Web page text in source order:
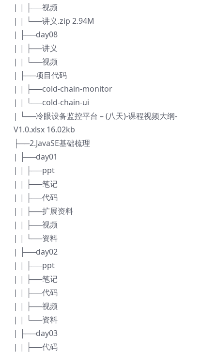
| | ├──视频
| | └──讲义.zip 2.94M
| ├──day08
| | ├──讲义
| | └──视频
| ├──项目代码
| | ├──cold-chain-monitor
| | └──cold-chain-ui
| └──冷眼设备监控平台 – (八天)-课程视频大纲-
V1.0.xlsx 16.02kb
├──2.JavaSE基础梳理
| ├──day01
| | ├──ppt
| | ├──笔记
| | ├──代码
| | ├──扩展资料
| | ├──视频
| | └──资料
| ├──day02
| | ├──ppt
| | ├──笔记
| | ├──代码
| | ├──视频
| | └──资料
| ├──day03
| | ├──代码